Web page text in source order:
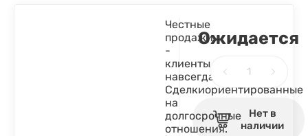
Честные
продажи
-
клиенты
навсегда.
Сделкиориентированные
на
долгосрочные
отношения.
Ожидается
Нет в
наличии